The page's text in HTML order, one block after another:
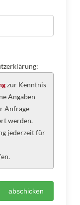
zur Kenntnis
Angaben
Anfrage
werden.
jederzeit für